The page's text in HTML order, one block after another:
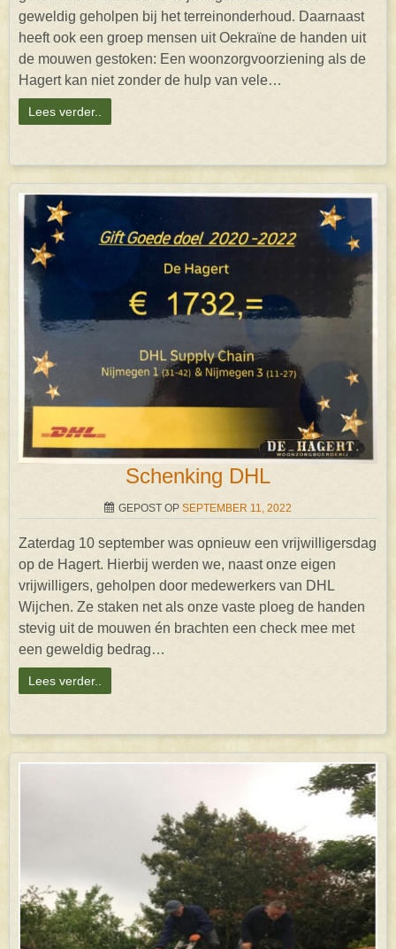
geweldig geholpen bij het terreinonderhoud. Daarnaast
heeft ook een groep mensen uit Oekraïne de handen uit
de mouwen gestoken: Een woonzorgvoorziening als de
Hagert kan niet zonder de hulp van vele…
Lees verder..
Schenking DHL
GEPOST OP SEPTEMBER 11, 2022
Zaterdag 10 september was opnieuw een vrijwilligersdag
op de Hagert. Hierbij werden we, naast onze eigen
vrijwilligers, geholpen door medewerkers van DHL
Wijchen. Ze staken net als onze vaste ploeg de handen
stevig uit de mouwen én brachten een check mee met
een geweldig bedrag…
Lees verder..